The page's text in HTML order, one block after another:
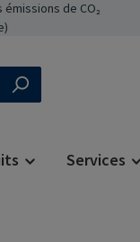
de CO₂
Services